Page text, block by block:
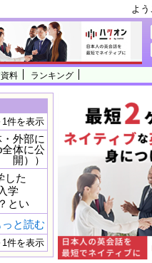
よう
料 ランキング
件を表示
・外部に
体に公
開））
した
学
とい
っと読む
件を表示